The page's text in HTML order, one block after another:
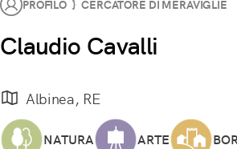
PROFILO } CERCATORE DI MERAVIGLIE
Claudio Cavalli
Albinea, RE
NATURA ARTE